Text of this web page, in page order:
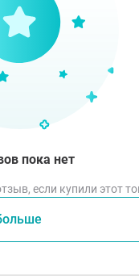
пока нет
если купили этот